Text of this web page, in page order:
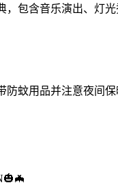
，包含音乐演出、灯光
防蚊用品并注意夜间保